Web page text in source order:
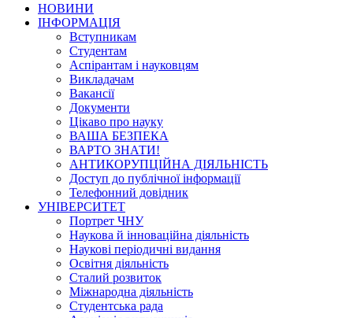
НОВИНИ
ІНФОРМАЦІЯ
Вступникам
Студентам
Аспірантам і науковцям
Викладачам
Вакансії
Документи
Цікаво про науку
ВАША БЕЗПЕКА
ВАРТО ЗНАТИ!
АНТИКОРУПЦІЙНА ДІЯЛЬНІСТЬ
Доступ до публічної інформації
Телефонний довідник
УНІВЕРСИТЕТ
Портрет ЧНУ
Наукова й інноваційна діяльність
Наукові періодичні видання
Освітня діяльність
Сталий розвиток
Міжнародна діяльність
Студентська рада